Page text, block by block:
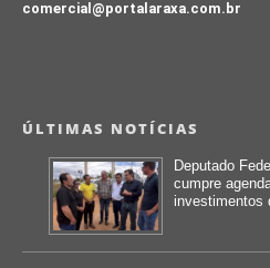
comercial@portalaraxa.com.br
ÚLTIMAS NOTÍCIAS
Deputado
cumpre
investimentos